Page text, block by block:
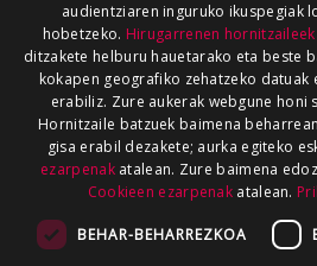
audientziaren inguruko ikuspegiak
hobetzeko. Hirugarrenen hornitzaileek
ditzakete helburu hauetarako eta beste
kokapen geografiko zehatzeko datuak
erabiliz. Zure aukerak webgune honi
Hornitzaile batzuek baimena
gisa erabil dezakete; aurka egiteko
ezarpenakatalean. Zure baimena
Cookieen ezarpenak atalean.
BEHAR-BEHARREZKOA